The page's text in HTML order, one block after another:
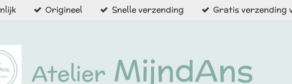
Origineel Snelle verzending Gratis verzending
Atelier MijndAns